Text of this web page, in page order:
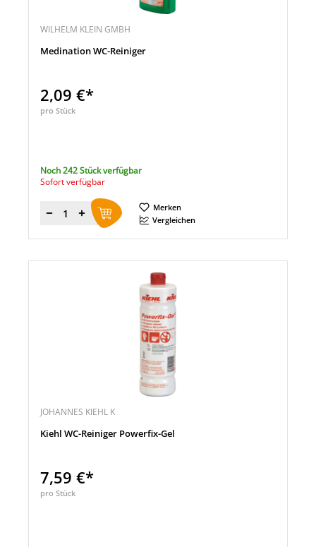
WILHELM KLEIN GMBH
Medination WC-Reiniger
2,09 €*
pro Stück
Noch 242 Stück verfügbar
Sofort verfügbar
Menge
Merken
Vergleichen
JOHANNES KIEHL K
Kiehl WC-Reiniger Powerfix-Gel
7,59 €*
pro Stück